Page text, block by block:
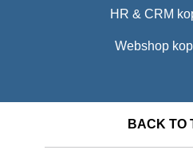
HR & CRM
Webshop
BACK TO